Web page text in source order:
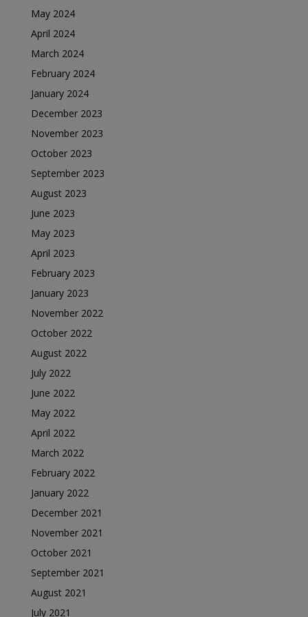
May 2024
April 2024
March 2024
February 2024
January 2024
December 2023
November 2023
October 2023
September 2023
August 2023
June 2023
May 2023
April 2023
February 2023
January 2023
November 2022
October 2022
August 2022
July 2022
June 2022
May 2022
April 2022
March 2022
February 2022
January 2022
December 2021
November 2021
October 2021
September 2021
August 2021
July 2021